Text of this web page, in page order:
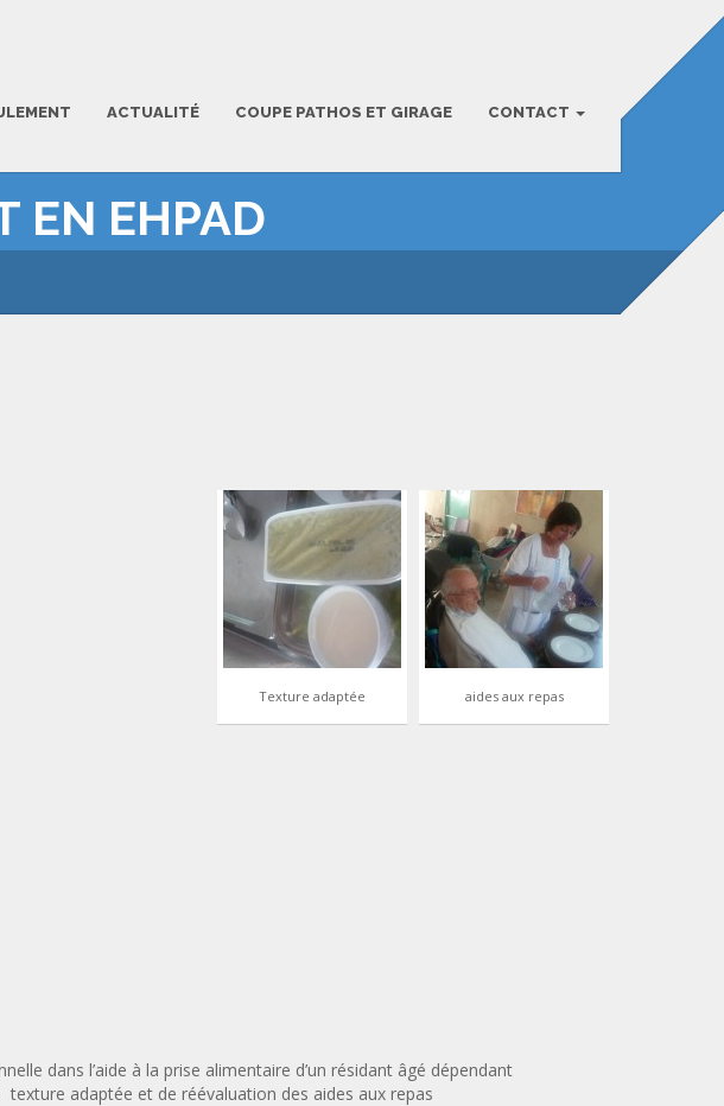
ACTUALITÉ COUPE PATHOS ET GIRAGE CONTACT
EN EHPAD
aides aux repas
Texture adaptée
dans l’aide à la prise alimentaire d’un résidant âgé dépendant
adaptée et de réévaluation des aides aux repas